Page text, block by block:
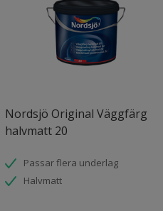
Nordsjö Original Väggfärg
halvmatt 20
Passar flera underlag
Halvmatt